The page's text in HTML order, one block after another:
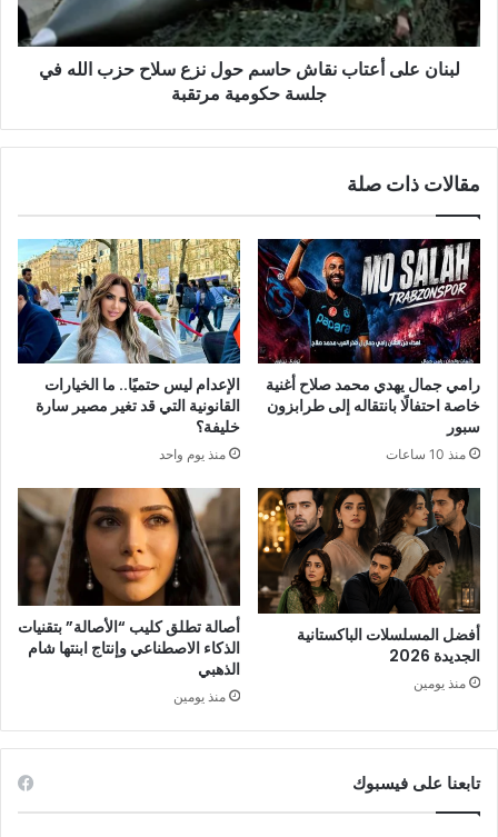
سلاح
حزب
حكومية
لبنان على أعتاب نقاش حاسم حول نزع سلاح حزب الله في
جلسة حكومية مرتقبة
مقالات ذات صلة
رامي جمال يهدي محمد صلاح أغنية
خاصة احتفالًا بانتقاله إلى طرابزون
سبور
منذ 10 ساعات
الإعدام ليس حتميًا.. ما الخيارات
القانونية التي قد تغير مصير سارة
خليفة؟
منذ يوم واحد
أفضل المسلسلات الباكستانية
الجديدة 2026
منذ يومين
أصالة تطلق كليب “الأصالة” بتقنيات
الذكاء الاصطناعي وإنتاج ابنتها شام
الذهبي
منذ يومين
تابعنا على فيسبوك